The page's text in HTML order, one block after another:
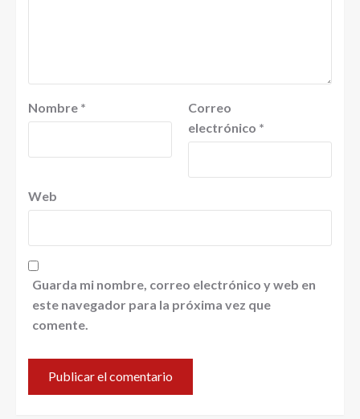
Nombre *
Correo
electrónico *
Web
Guarda mi nombre, correo electrónico y web en
este navegador para la próxima vez que
comente.